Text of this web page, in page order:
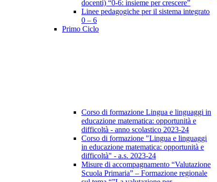
docenti) “0-6: insieme per crescere”
Linee pedagogiche per il sistema integrato
0 – 6
Primo Ciclo
Corso di formazione Lingua e linguaggi in
educazione matematica: opportunità e
difficoltà - anno scolastico 2023-24
Corso di formazione "Lingua e linguaggi
in educazione matematica: opportunità e
difficoltà" - a.s. 2023-24
Misure di accompagnamento “Valutazione
Scuola Primaria” – Formazione regionale